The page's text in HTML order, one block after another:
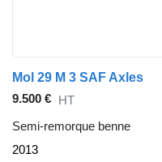
Mol 29 M 3 SAF Axles
9.500 € HT
Semi-remorque benne
2013